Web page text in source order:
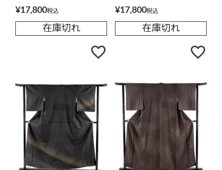
¥17,800税込
在庫切れ
名品
¥17,800税込
在庫切れ